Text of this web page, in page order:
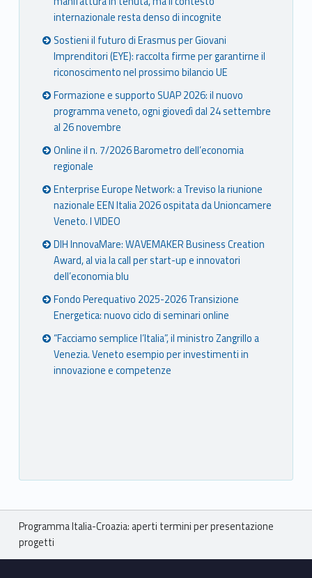
internazionale resta denso di incognite
Sostieni il futuro di Erasmus per Giovani
Imprenditori (EYE): raccolta firme per garantirne il
riconoscimento nel prossimo bilancio UE
Formazione e supporto SUAP 2026: il nuovo
programma veneto, ogni giovedì dal 24 settembre
al 26 novembre
Online il n. 7/2026 Barometro dell’economia
regionale
Enterprise Europe Network: a Treviso la riunione
nazionale EEN Italia 2026 ospitata da Unioncamere
Veneto. I VIDEO
DIH InnovaMare: WAVEMAKER Business Creation
Award, al via la call per start-up e innovatori
dell’economia blu
Fondo Perequativo 2025-2026 Transizione
Energetica: nuovo ciclo di seminari online
“Facciamo semplice l’Italia”, il ministro Zangrillo a
Venezia. Veneto esempio per investimenti in
innovazione e competenze
Breadcrumbs navigation
Programma Italia-Croazia: aperti termini per presentazione
progetti